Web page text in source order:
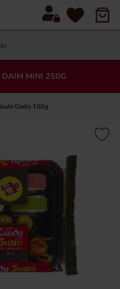
DAIM MINI 250G
Godis 100g